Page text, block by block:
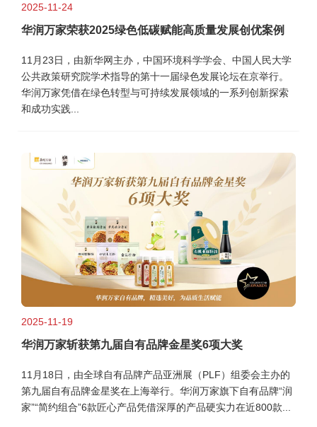
2025-11-24
华润万家荣获2025绿色低碳赋能高质量发展创优案例
11月23日，由新华网主办，中国环境科学学会、中国人民大学
公共政策研究院学术指导的第十一届绿色发展论坛在京举行。
华润万家凭借在绿色转型与可持续发展领域的一系列创新探索
和成功实践...
2025-11-19
华润万家斩获第九届自有品牌金星奖6项大奖
11月18日，由全球自有品牌产品亚洲展（PLF）组委会主办的
第九届自有品牌金星奖在上海举行。华润万家旗下自有品牌“润
家”“简约组合”6款匠心产品凭借深厚的产品硬实力在近800款...